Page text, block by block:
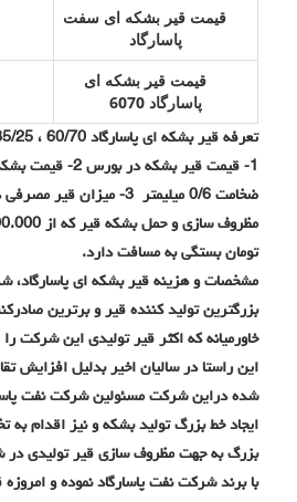
قیمت قیر بشکه ای سفت
پاسارگاد
قیمت قیر بشکه ای
پاسارگاد 6070
تومان بستگی به مسافت دارد.
مشخصات و هزینه قیر بشکه ای پاسارگاد،
بزرگترین تولید کننده قیر و برترین
خاورمیانه که اکثر قیر تولیدی این شرکت
این راستا در سالیان اخیر بدلیل افزایش
شده دراین شرکت مسئولین شرکت نفت
ایجاد خط بزرگ تولید بشکه و نیز اقدام
بزرگ به جهت مظروف سازی قیر تولیدی در
با برند شرکت نفت پاسارگاد نموده و